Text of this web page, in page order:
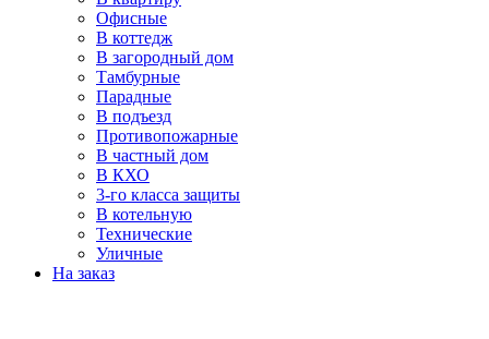
Офисные
В коттедж
В загородный дом
Тамбурные
Парадные
В подъезд
Противопожарные
В частный дом
В КХО
3-го класса защиты
В котельную
Технические
Уличные
На заказ